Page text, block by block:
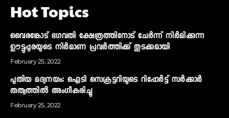
Hot Topics
വൈരങ്കോട് ഭഗവതി ക്ഷേത്രത്തിനോട് ചേര്‍ന്ന് നിര്‍മിക്കുന്ന
ഊട്ടുപ്പുരയുടെ നിര്‍മാണ പ്രവര്‍ത്തിക്ക് തുടക്കമായി
February 25, 2022
പുതിയ മദ്യനയം: ഐടി സെക്രട്ടറിയുടെ റിപ്പോര്‍ട്ട് സര്‍ക്കാര്‍
തത്വത്തില്‍ അംഗീകരിച്ചു
February 25, 2022